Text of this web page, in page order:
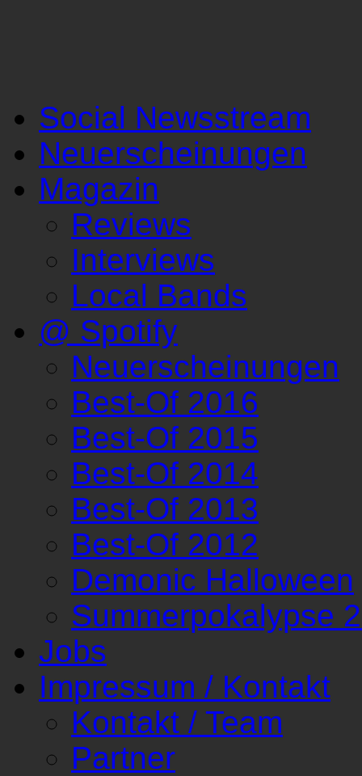
Social Newsstream
Neuerscheinungen
Magazin
Reviews
Interviews
Local Bands
@ Spotify
Neuerscheinungen
Best-Of 2016
Best-Of 2015
Best-Of 2014
Best-Of 2013
Best-Of 2012
Demonic Halloween
Summerpokalypse
Jobs
Impressum / Kontakt
Kontakt / Team
Partner